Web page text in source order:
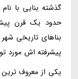
گذشته بنایی با
حدود یک قرن پیش
بناهای تاریخی
پیشرفته اش مورد
یکی از معروف